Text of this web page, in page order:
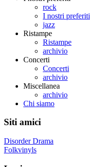
rock
I nostri preferiti
jazz
Ristampe
Ristampe
archivio
Concerti
Concerti
archivio
Miscellanea
archivio
Chi siamo
Siti amici
Disorder Drama
Folkvinyls